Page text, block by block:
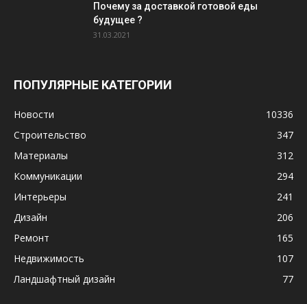
Почему за доставкой готовой еды
будущее ?
31.03.2021
ПОПУЛЯРНЫЕ КАТЕГОРИИ
Новости
10336
Строительство
347
Материалы
312
Коммуникации
294
Интерьеры
241
Дизайн
206
Ремонт
165
Недвижимость
107
Ландшафтный дизайн
77